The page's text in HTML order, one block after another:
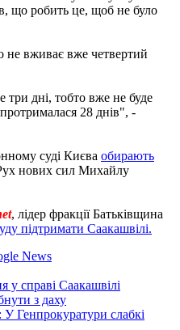
що робить це, щоб не було
не вживає вже четвертий
дні, тобто вже не буде
28 днів", -
суді Києва обирають
Рух нових сил Михайлу
, лідер фракції Батьківщина
підтримати Саакашвілі.
News
у справі Саакашвілі
з даху
Генпрокуратури слабкі